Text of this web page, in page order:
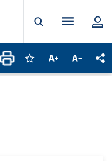
Ouvrir laMenu
Connectez-vous
Augmenter la